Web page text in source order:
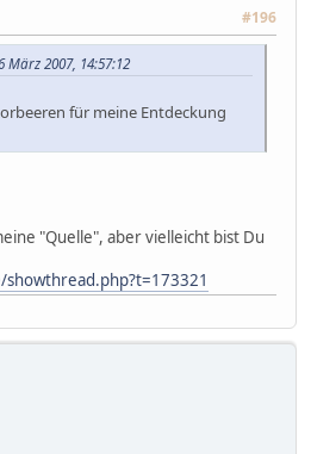
#196
2007, 14:57:12
für meine Entdeckung
"Quelle", aber vielleicht bist Du